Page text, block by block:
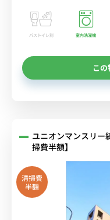
バストイレ別 室内洗濯機
こ
ユニオンマンスリー
掃費半額】
清掃費
半額